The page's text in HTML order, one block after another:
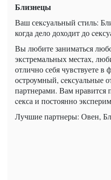
Близнецы
Ваш секcуальный стиль:
когда дело доходит до
Вы любите заниматься
экстремальных местах,
отлично себя чувствуете в
остроумный, cексуальные
партнерами. Вам нравится
cекса и постоянно
Лучшие партнеры: Овен,